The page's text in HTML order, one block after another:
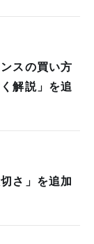
スの買い方
解説」を追
さ」を追加